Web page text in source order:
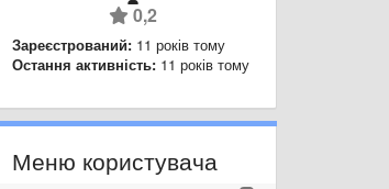
0,2
Зареєстрований: 11 років тому
Остання активність: 11 років тому
Меню користувача